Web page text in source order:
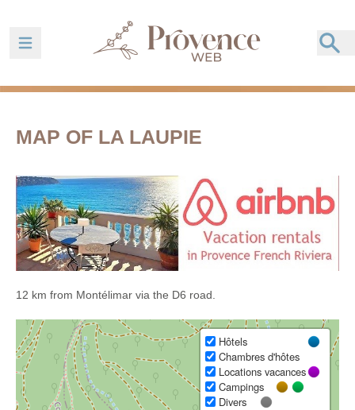
Ouvrir la barre de navigation
MAP OF LA LAUPIE
12 km from Montélimar via the D6 road.
Hôtels
Chambres d'hôtes
Locations vacances
Campings
Divers